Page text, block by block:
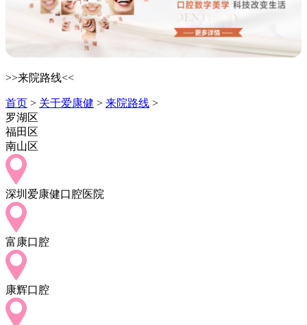
>>来院路线<<
首页 > 关于爱康健 > 来院路线 >
罗湖区
福田区
南山区
深圳爱康健口腔医院
富康口腔
康辉口腔